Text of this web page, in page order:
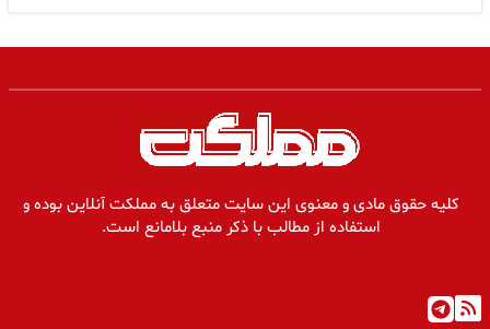
کلیه حقوق مادی و معنوی این سایت متعلق به مملکت آنلاین بوده و
استفاده از مطالب با ذکر منبع بلامانع است.